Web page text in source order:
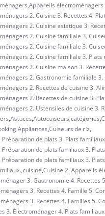
,Appareils électroménagers
2. Cuisine 3. Recettes 4.
2. Cuisine asiatique 3.
2. Cuisine familiale 3.
2. Cuisine familiale 3.
2. Cuisine familiale 3.
2. Cuisine maison 3.
2. Gastronomie familiale
2. Recettes de cuisine 3.
2. Recettes de cuisine 3.
2. Ustensiles de cuisine 3.
,Astuces,Autocuiseurs,catégories,
Appliances,Cuiseurs de riz,
Préparation de plats 3. Plats
Préparation de plats familiaux 3.
Préparation de plats familiaux 3.
,cuisine,Cuisine 2. Appareils
3. Gastronomie 4. Recettes
3. Recettes 4. Famille 5.
3. Recettes 4. Familles 5.
3. Électroménager 4. Plats